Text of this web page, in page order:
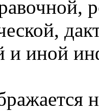
и иной